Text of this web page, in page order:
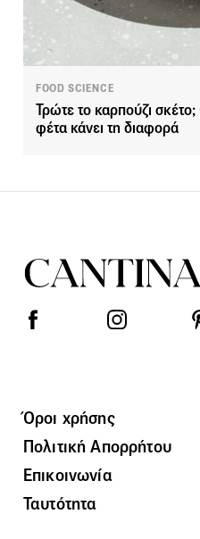
FOOD SCIENCE
Τρώτε το καρπούζι σκέτο;
φέτα κάνει τη διαφορά
Όροι χρήσης
Πολιτική Απορρήτου
Επικοινωνία
Ταυτότητα